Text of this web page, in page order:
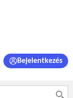
Bejelentkezés